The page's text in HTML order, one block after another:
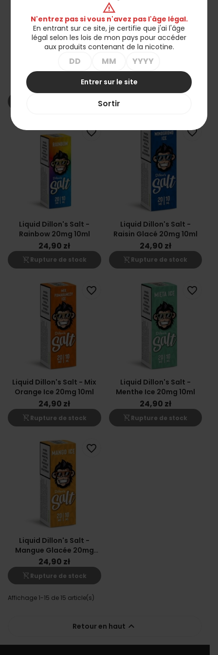
Liquid Dillon's Salt -
Pêche Fraise 20mg 10ml
Liquid Dillon's Salt -
Banane Glacée 20mg
Liquid Dillon's Salt -
Rainbow 20mg 10ml
24,90 zł
shopping_cart_off Rupture de stock
favorite_border
Liquid Dillon's Salt -
Raisin Glacé 20mg 10ml
24,90 zł
shopping_cart_off Rupture de stock
favorite_border
Liquid Dillon's Salt - Mix
Orange Ice 20mg 10ml
24,90 zł
shopping_cart_off Rupture de stock
favorite_border
Liquid Dillon's Salt -
Menthe Ice 20mg 10ml
24,90 zł
shopping_cart_off Rupture de stock
favorite_border
Liquid Dillon's Salt -
Mangue Glacée 20mg
10ml
24,90 zł
shopping_cart_off Rupture de stock
favorite_border
Affichage 1-15 de 15 article(s)
Retour en haut 
warning
N'entrez pas si vous n'avez pas l'âge légal.
En entrant sur ce site, je certifie que j'ai l'âge
légal selon les lois de mon pays pour accéder
aux produits contenant de la nicotine.
Entrer sur le site
Sortir